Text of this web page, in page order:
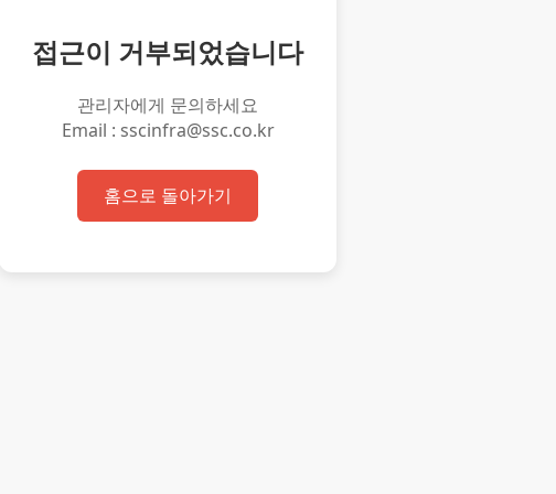
접근이 거부되었습니다
관리자에게 문의하세요
Email : sscinfra@ssc.co.kr
홈으로 돌아가기